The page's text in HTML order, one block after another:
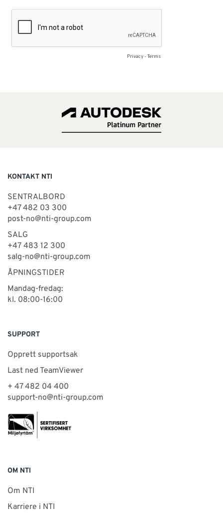
KONTAKT NTI
SENTRALBORD
+47 482 03 300
post-no@nti-group.com
SALG
+47 483 12 300
salg-no@nti-group.com
ÅPNINGSTIDER
Mandag-fredag:
kl. 08:00-16:00
SUPPORT
Opprett supportsak
Last ned TeamViewer
+ 47 482 04 400
support-no@nti-group.com
OM NTI
Om NTI
Karriere i NTI